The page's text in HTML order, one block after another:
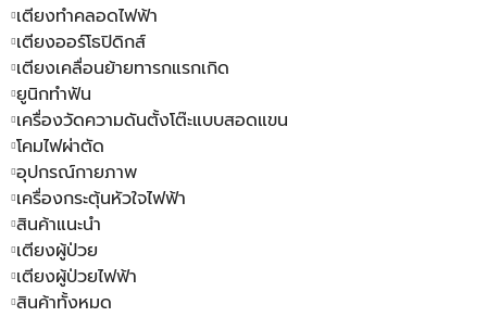
เตียงทำคลอดไฟฟ้า
เตียงออร์โธปิดิกส์
เตียงเคลื่อนย้ายทารกแรกเกิด
ยูนิกทำฟัน
เครื่องวัดความดันตั้งโต๊ะแบบสอดแขน
โคมไฟผ่าตัด
อุปกรณ์กายภาพ
เครื่องกระตุ้นหัวใจไฟฟ้า
สินค้าแนะนำ
เตียงผู้ป่วย
เตียงผู้ป่วยไฟฟ้า
สินค้าทั้งหมด